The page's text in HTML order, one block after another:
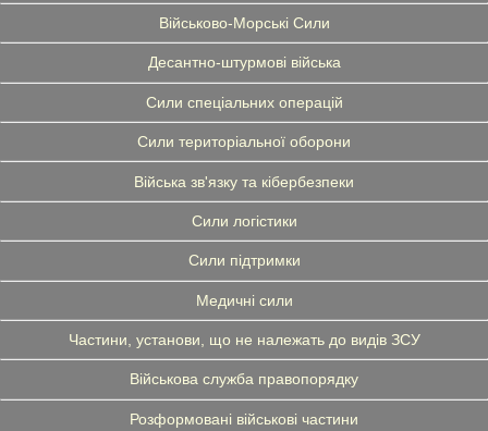
Військово-Морські Сили
Десантно-штурмові війська
Сили спеціальних операцій
Сили територіальної оборони
Війська зв'язку та кібербезпеки
Сили логістики
Сили підтримки
Медичні сили
Частини, установи, що не належать до видів ЗСУ
Військова служба правопорядку
Розформовані військові частини